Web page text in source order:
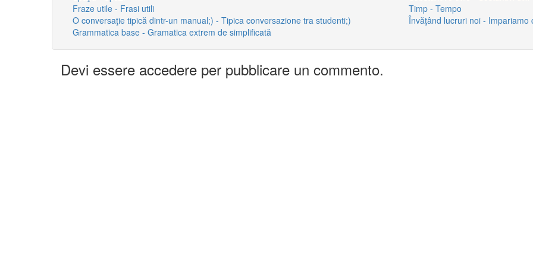
Fraze utile - Frasi utili
Timp - Tempo
O conversaţie tipică dintr-un manual;) - Tipica conversazione tra studenti;)
Învăţând lucruri noi - Impariamo
Grammatica base - Gramatica extrem de simplificată
Devi essere accedere per pubblicare un commento.